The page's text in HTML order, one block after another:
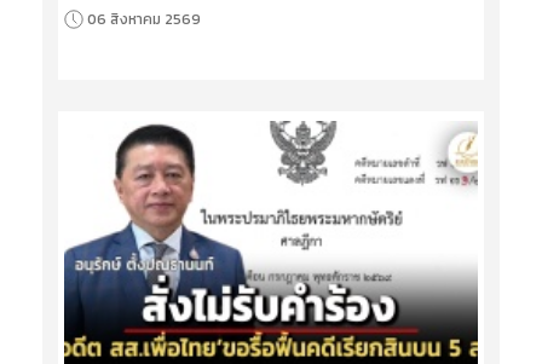
06 สิงหาคม 2569